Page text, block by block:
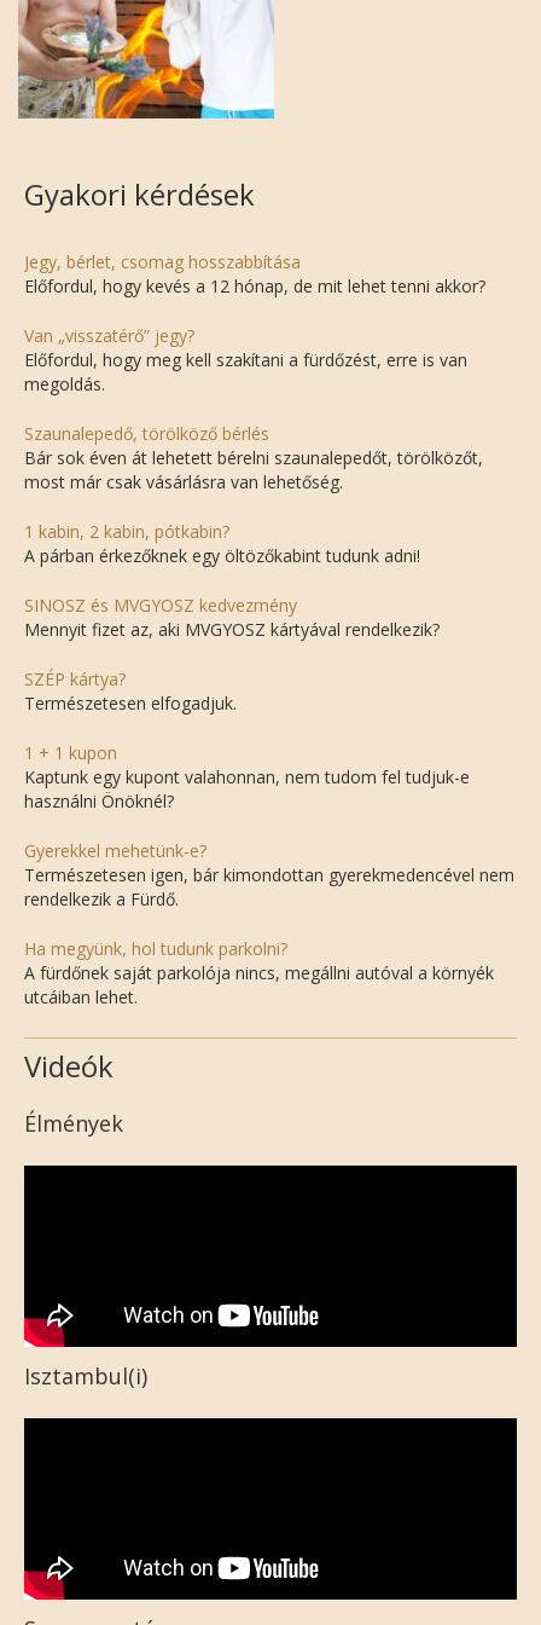
Gyakori kérdések
Jegy, bérlet, csomag hosszabbítása
Előfordul, hogy kevés a 12 hónap, de mit lehet tenni akkor?
Van „visszatérő” jegy?
Előfordul, hogy meg kell szakítani a fürdőzést, erre is van
megoldás.
Szaunalepedő, törölköző bérlés
Bár sok éven át lehetett bérelni szaunalepedőt, törölközőt,
most már csak vásárlásra van lehetőség.
1 kabin, 2 kabin, pótkabin?
A párban érkezőknek egy öltözőkabint tudunk adni!
SINOSZ és MVGYOSZ kedvezmény
Mennyit fizet az, aki MVGYOSZ kártyával rendelkezik?
SZÉP kártya?
Természetesen elfogadjuk.
1 + 1 kupon
Kaptunk egy kupont valahonnan, nem tudom fel tudjuk-e
használni Önöknél?
Gyerekkel mehetünk-e?
Természetesen igen, bár kimondottan gyerekmedencével nem
rendelkezik a Fürdő.
Ha megyünk, hol tudunk parkolni?
A fürdőnek saját parkolója nincs, megállni autóval a környék
utcáiban lehet.
Videók
Élmények
Isztambul(i)